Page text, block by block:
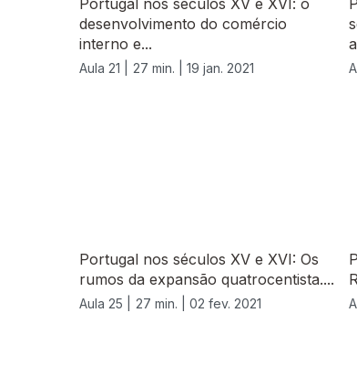
Portugal nos séculos XV e XVI: o
desenvolvimento do comércio
interno e...
Aula 21 | 27 min. | 19 jan. 2021
Portugal nos séculos XV e XVI: Os
rumos da expansão quatrocentista....
Aula 25 | 27 min. | 02 fev. 2021